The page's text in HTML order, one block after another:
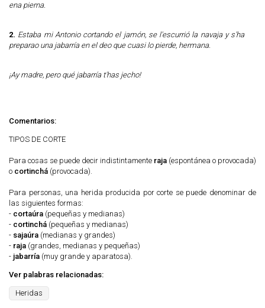
ena pierna.
2. Estaba mi Antonio cortando el jamón, se l'escurrió la navaja y s'ha
preparao una jabarría en el deo que cuasi lo pierde, hermana.
¡Ay madre, pero qué jabarría t'has jecho!
Comentarios:
TIPOS DE CORTE
Para cosas se puede decir indistintamente raja (espontánea o provocada)
o cortinchá (provocada).
Para personas, una herida producida por corte se puede denominar de
las siguientes formas:
- cortaúra (pequeñas y medianas)
- cortinchá (pequeñas y medianas)
- sajaúra (medianas y grandes)
- raja (grandes, medianas y pequeñas)
- jabarría (muy grande y aparatosa).
Ver palabras relacionadas:
Heridas